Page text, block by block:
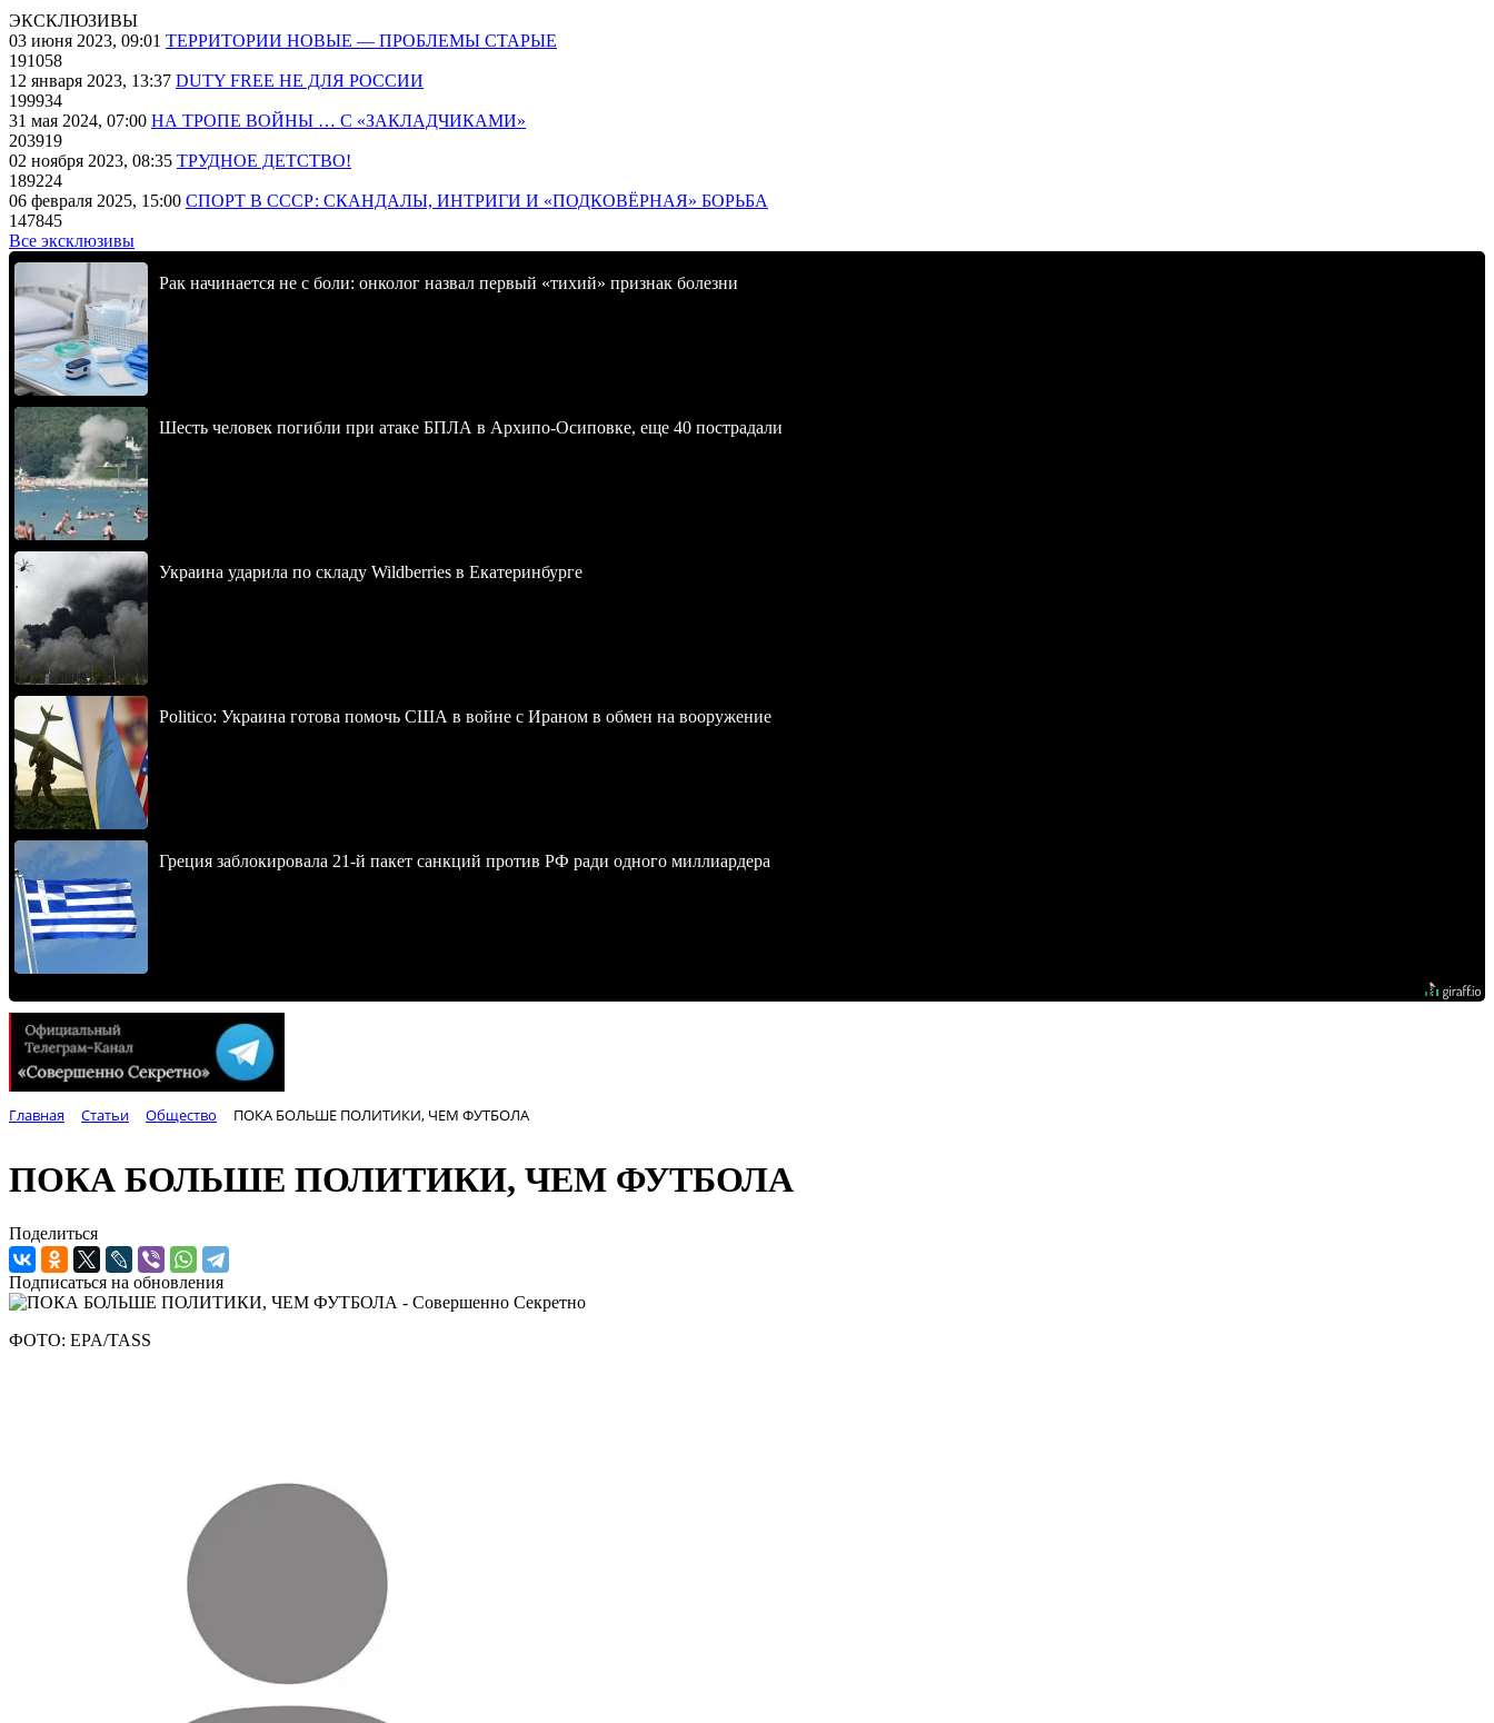
ЭКСКЛЮЗИВЫ
03 июня 2023, 09:01 ТЕРРИТОРИИ НОВЫЕ — ПРОБЛЕМЫ СТАРЫЕ
191058
12 января 2023, 13:37 DUTY FREE НЕ ДЛЯ РОССИИ
199934
31 мая 2024, 07:00 НА ТРОПЕ ВОЙНЫ … С «ЗАКЛАДЧИКАМИ»
203919
02 ноября 2023, 08:35 ТРУДНОЕ ДЕТСТВО!
189224
06 февраля 2025, 15:00 СПОРТ В СССР: СКАНДАЛЫ, ИНТРИГИ И «ПОДКОВЁРНАЯ» БОРЬБА
147845
Все эксклюзивы
Рак начинается не с боли: онколог назвал первый «тихий» признак болезни
Шесть человек погибли при атаке БПЛА в Архипо-Осиповке, еще 40 пострадали
Украина ударила по складу Wildberries в Екатеринбурге
Politico: Украина готова помочь США в войне с Ираном в обмен на вооружение
Греция заблокировала 21-й пакет санкций против РФ ради одного миллиардера
Главная Статьи Общество ПОКА БОЛЬШЕ ПОЛИТИКИ, ЧЕМ ФУТБОЛА
ПОКА БОЛЬШЕ ПОЛИТИКИ, ЧЕМ ФУТБОЛА
Поделиться
Подписаться на обновления
ФОТО: EPA/TASS